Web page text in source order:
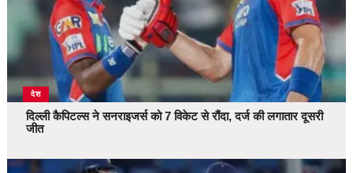
देश
दिल्ली कैपिटल्स ने सनराइजर्स को 7 विकेट से रौंदा, दर्ज की लगातार दूसरी
जीत